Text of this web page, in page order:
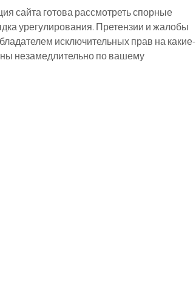
сайта готова рассмотреть спорные
урегулирования. Претензии и жалобы
исключительных прав на какие-
незамедлительно по вашему